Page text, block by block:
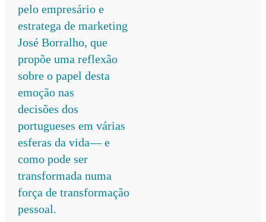
pelo empresário e
estratega de marketing
José Borralho, que
propõe uma reflexão
sobre o papel desta
emoção nas
decisões dos
portugueses em várias
esferas da vida— e
como pode ser
transformada numa
força de transformação
pessoal.